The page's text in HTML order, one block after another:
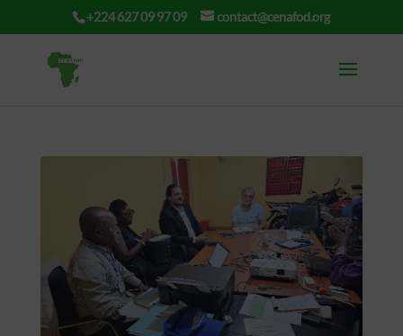
+224 627 09 97 09 contact@cenafod.org